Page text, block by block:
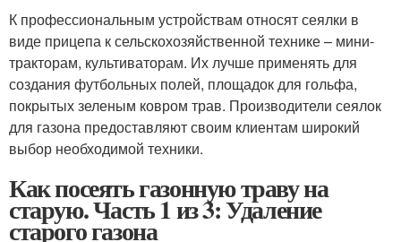
К профессиональным устройствам относят сеялки в
виде прицепа к сельскохозяйственной технике – мини-
тракторам, культиваторам. Их лучше применять для
создания футбольных полей, площадок для гольфа,
покрытых зеленым ковром трав. Производители сеялок
для газона предоставляют своим клиентам широкий
выбор необходимой техники.
Как посеять газонную траву на
старую. Часть 1 из 3: Удаление
старого газона